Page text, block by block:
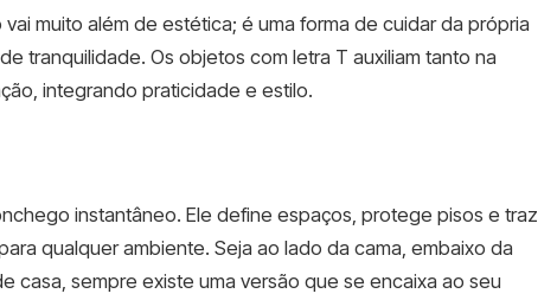
muito além de estética; é uma forma de cuidar da própria
tranquilidade. Os objetos com letra T auxiliam tanto na
integrando praticidade e estilo.
instantâneo. Ele define espaços, protege pisos e traz
qualquer ambiente. Seja ao lado da cama, embaixo da
casa, sempre existe uma versão que se encaixa ao seu